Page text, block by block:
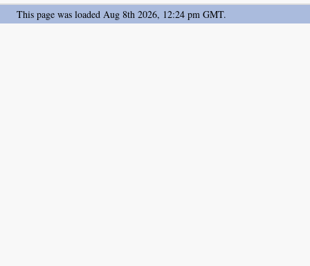
This page was loaded Aug 8th 2026, 12:24 pm GMT.